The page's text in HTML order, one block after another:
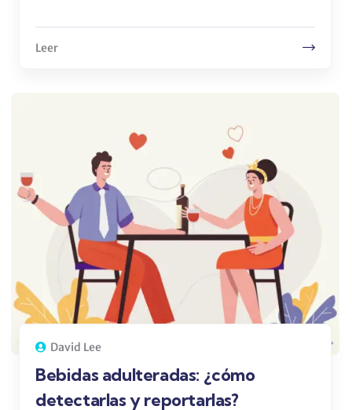
Leer
David Lee
Bebidas adulteradas: ¿cómo
detectarlas y reportarlas?